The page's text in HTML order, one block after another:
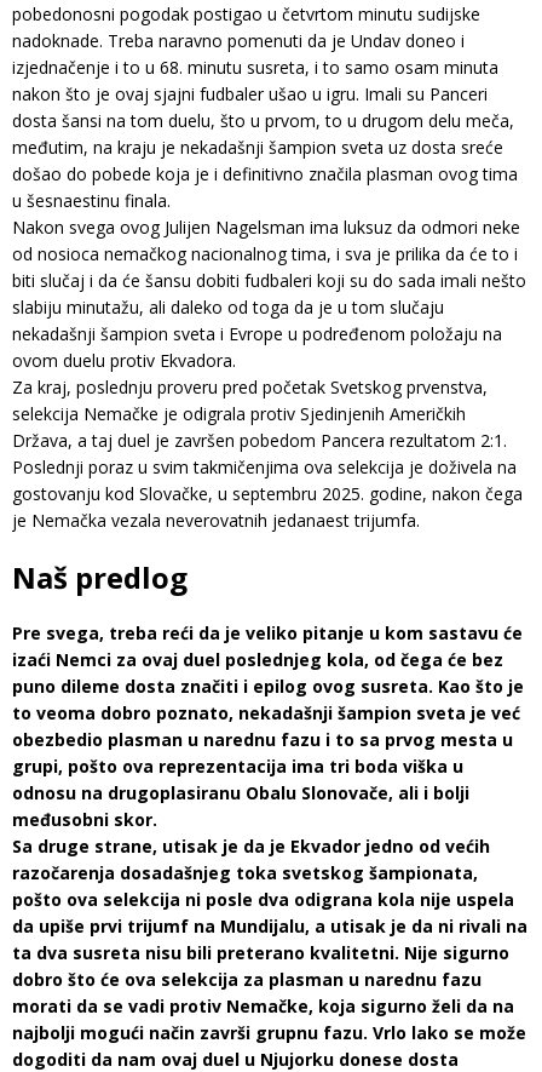
pobedonosni pogodak postigao u četvrtom minutu sudijske
nadoknade. Treba naravno pomenuti da je Undav doneo i
izjednačenje i to u 68. minutu susreta, i to samo osam minuta
nakon što je ovaj sjajni fudbaler ušao u igru. Imali su Panceri
dosta šansi na tom duelu, što u prvom, to u drugom delu meča,
međutim, na kraju je nekadašnji šampion sveta uz dosta sreće
došao do pobede koja je i definitivno značila plasman ovog tima
u šesnaestinu finala.
Nakon svega ovog Julijen Nagelsman ima luksuz da odmori neke
od nosioca nemačkog nacionalnog tima, i sva je prilika da će to i
biti slučaj i da će šansu dobiti fudbaleri koji su do sada imali nešto
slabiju minutažu, ali daleko od toga da je u tom slučaju
nekadašnji šampion sveta i Evrope u podređenom položaju na
ovom duelu protiv Ekvadora.
Za kraj, poslednju proveru pred početak Svetskog prvenstva,
selekcija Nemačke je odigrala protiv Sjedinjenih Američkih
Država, a taj duel je završen pobedom Pancera rezultatom 2:1.
Poslednji poraz u svim takmičenjima ova selekcija je doživela na
gostovanju kod Slovačke, u septembru 2025. godine, nakon čega
je Nemačka vezala neverovatnih jedanaest trijumfa.
Naš predlog
Pre svega, treba reći da je veliko pitanje u kom sastavu će
izaći Nemci za ovaj duel poslednjeg kola, od čega će bez
puno dileme dosta značiti i epilog ovog susreta. Kao što je
to veoma dobro poznato, nekadašnji šampion sveta je već
obezbedio plasman u narednu fazu i to sa prvog mesta u
grupi, pošto ova reprezentacija ima tri boda viška u
odnosu na drugoplasiranu Obalu Slonovače, ali i bolji
međusobni skor.
Sa druge strane, utisak je da je Ekvador jedno od većih
razočarenja dosadašnjeg toka svetskog šampionata,
pošto ova selekcija ni posle dva odigrana kola nije uspela
da upiše prvi trijumf na Mundijalu, a utisak je da ni rivali na
ta dva susreta nisu bili preterano kvalitetni. Nije sigurno
dobro što će ova selekcija za plasman u narednu fazu
morati da se vadi protiv Nemačke, koja sigurno želi da na
najbolji mogući način završi grupnu fazu. Vrlo lako se može
dogoditi da nam ovaj duel u Njujorku donese dosta